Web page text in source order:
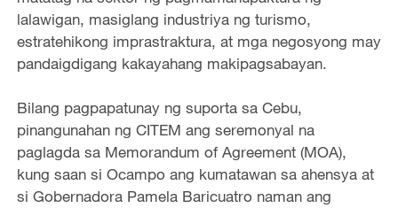
lalawigan, masiglang industriya ng turismo,
estratehikong imprastraktura, at mga negosyong may
pandaigdigang kakayahang makipagsabayan.
Bilang pagpapatunay ng suporta sa Cebu,
pinangunahan ng CITEM ang seremonyal na
paglagda sa Memorandum of Agreement (MOA),
kung saan si Ocampo ang kumatawan sa ahensya at
si Gobernadora Pamela Baricuatro naman ang